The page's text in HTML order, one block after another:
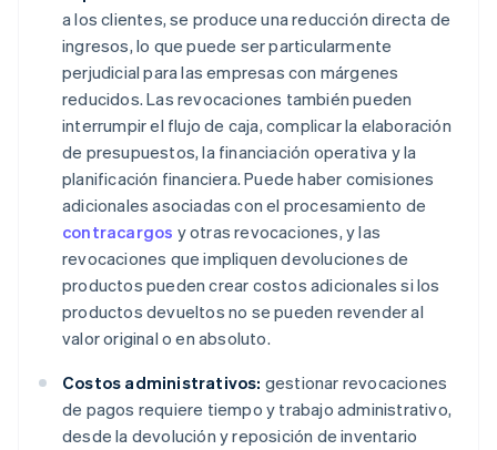
a los clientes, se produce una reducción directa de
ingresos, lo que puede ser particularmente
perjudicial para las empresas con márgenes
reducidos. Las revocaciones también pueden
interrumpir el flujo de caja, complicar la elaboración
de presupuestos, la financiación operativa y la
planificación financiera. Puede haber comisiones
adicionales asociadas con el procesamiento de
contracargos y otras revocaciones, y las
revocaciones que impliquen devoluciones de
productos pueden crear costos adicionales si los
productos devueltos no se pueden revender al
valor original o en absoluto.
Costos administrativos: gestionar revocaciones
de pagos requiere tiempo y trabajo administrativo,
desde la devolución y reposición de inventario